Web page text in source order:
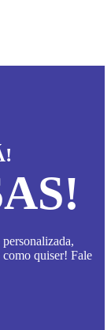
como quiser! Fale